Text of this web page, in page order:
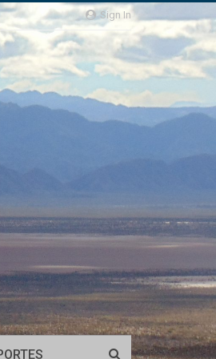
Sign In